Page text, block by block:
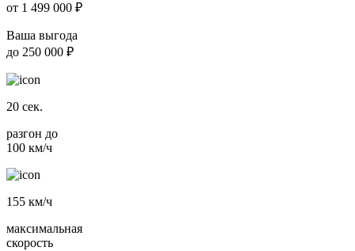
от 1 499 000 ₽
Ваша выгода
до 250 000 ₽
20 сек.
разгон до
100 км/ч
155 км/ч
максимальная
скорость